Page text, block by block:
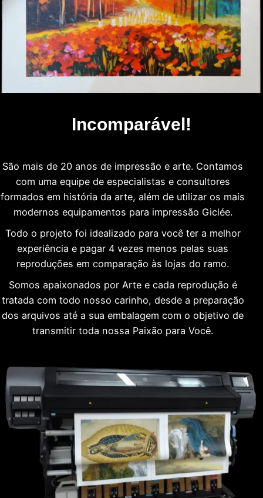
Incomparável!
São mais de 20 anos de impressão e arte. Contamos
com uma equipe de especialistas e consultores
formados em história da arte, além de utilizar os mais
modernos equipamentos para impressão Giclée.
Todo o projeto foi idealizado para você ter a melhor
experiência e pagar 4 vezes menos pelas suas
reproduções em comparação às lojas do ramo.
Somos apaixonados por Arte e cada reprodução é
tratada com todo nosso carinho, desde a preparação
dos arquivos até a sua embalagem com o objetivo de
transmitir toda nossa Paixão para Você.